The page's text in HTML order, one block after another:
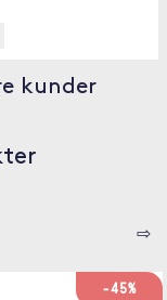
kunder
⇨
-45%